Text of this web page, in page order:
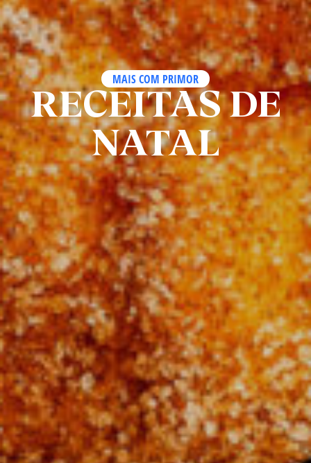
MAIS COM PRIMOR
RECEITAS DE
NATAL